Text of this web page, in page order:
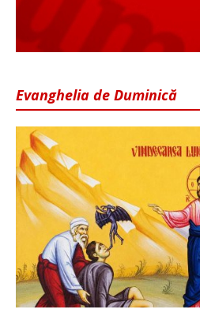
Evanghelia de Duminică